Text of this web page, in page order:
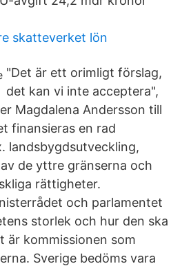
skatteverket lön
"Det är ett orimligt förslag,
det kan vi inte acceptera",
Magdalena Andersson till
finansieras en rad
landsbygdsutveckling,
de yttre gränserna och
rättigheter.
och parlamentet
storlek och hur den ska
är kommissionen som
Sverige bedöms vara